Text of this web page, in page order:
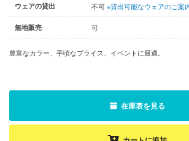
ウェアの貸出 不可※貸出可能なウェアのご案
無地販売 可
豊富なカラー、手頃なプライス、イベントに最適。
在庫表を見る